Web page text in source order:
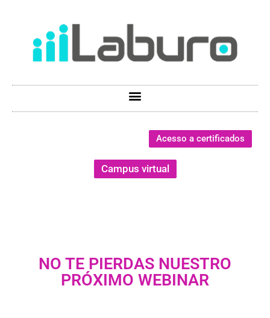
Acesso a certificados
Campus virtual
NO TE PIERDAS NUESTRO
PRÓXIMO WEBINAR